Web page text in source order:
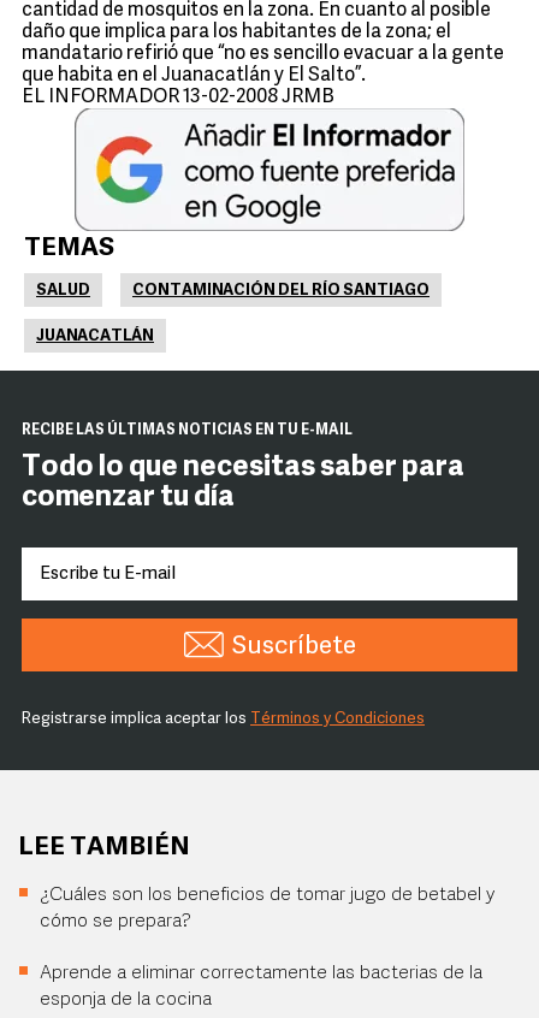
cantidad de mosquitos en la zona. En cuanto al posible
daño que implica para los habitantes de la zona; el
mandatario refirió que “no es sencillo evacuar a la gente
que habita en el Juanacatlán y El Salto”.
EL INFORMADOR 13-02-2008 JRMB
TEMAS
SALUD CONTAMINACIÓN DEL RÍO SANTIAGO
JUANACATLÁN
RECIBE LAS ÚLTIMAS NOTICIAS EN TU E-MAIL
Todo lo que necesitas saber para
comenzar tu día
Suscríbete
Registrarse implica aceptar los Términos y Condiciones
LEE TAMBIÉN
¿Cuáles son los beneficios de tomar jugo de betabel y
cómo se prepara?
Aprende a eliminar correctamente las bacterias de la
esponja de la cocina